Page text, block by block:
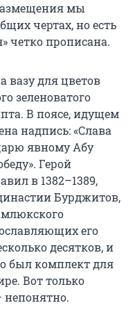
мы
чертах, но есть
четко прописана.
вазу для цветов
зеленоватого
В поясе, идущем
надпись: «Слава
явному Абу
Герой
в 1382–1389,
Бурджитов,
его
десятков, и
был комплект для
Вот только
непонятно.